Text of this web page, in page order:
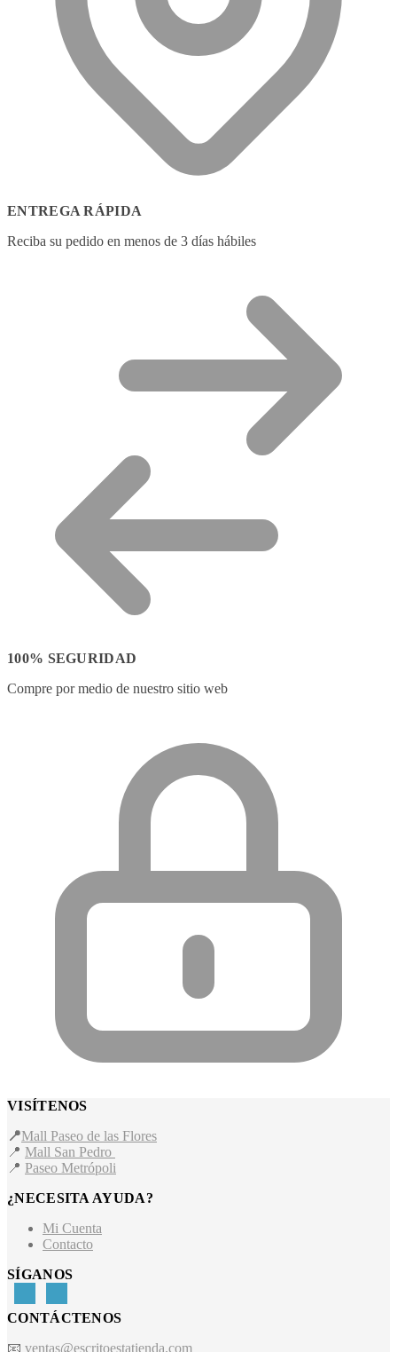
ENTREGA RÁPIDA
Reciba su pedido en menos de 3 días hábiles
100% SEGURIDAD
Compre por medio de nuestro sitio web
VISÍTENOS
📍Mall Paseo de las Flores
📍 Mall San Pedro
📍 Paseo Metrópoli
¿NECESITA AYUDA?
Mi Cuenta
Contacto
SÍGANOS
CONTÁCTENOS
📧 ventas@escritoestatienda.com